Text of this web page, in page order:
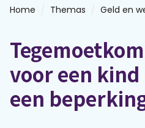
Thema's
Leren & ontmoeten
Webinars
Home Themas Geld en
voor een
een